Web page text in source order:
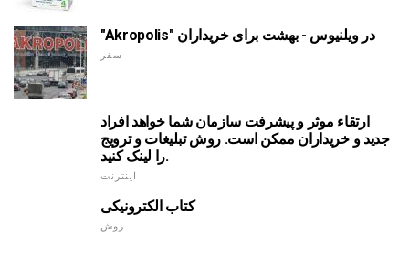
"Akropolis" در ویلنیوس - بهشت برای خریداران
سفر
ارتقاء موثر و پیشرفت سازمان شما خواهد افراد
جدید و خریداران ممکن است. روش تبلیغات و ترویج
را لینک کنید.
اینترنت
کتاب الکترونیکی
روش